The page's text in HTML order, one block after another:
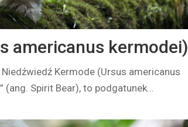
americanus kermodei)
Kermode (Ursus americanus
(ang. Spirit Bear), to podgatunek…